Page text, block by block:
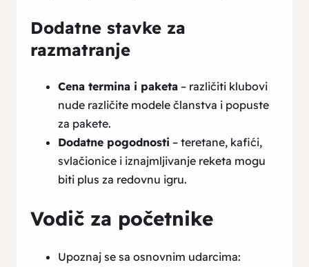
Dodatne stavke za
razmatranje
Cena termina i paketa – različiti klubovi
nude različite modele članstva i popuste
za pakete.
Dodatne pogodnosti – teretane, kafići,
svlačionice i iznajmljivanje reketa mogu
biti plus za redovnu igru.
Vodič za početnike
Upoznaj se sa osnovnim udarcima: